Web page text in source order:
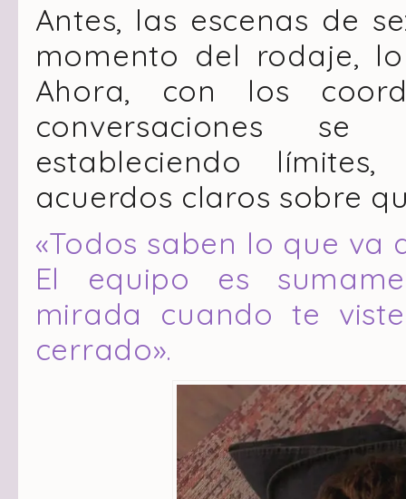
Antes, las escenas de
momento del rodaje,
Ahora, con los
conversaciones se
estableciendo
acuerdos claros sobre
«Todos saben lo que
El equipo es
mirada cuando te
cerrado».